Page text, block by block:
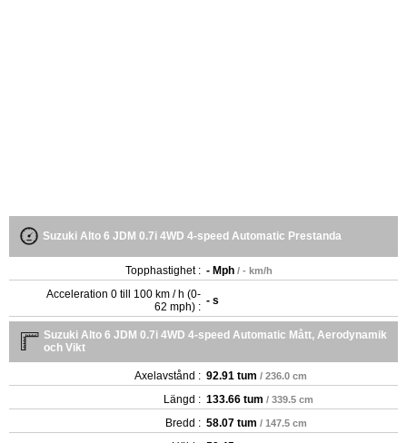
Suzuki Alto 6 JDM 0.7i 4WD 4-speed Automatic Prestanda
Topphastighet : - Mph / - km/h
Acceleration 0 till 100 km / h (0-
62 mph) : - s
Suzuki Alto 6 JDM 0.7i 4WD 4-speed Automatic Mått, Aerodynamik
och Vikt
Axelavstånd : 92.91 tum / 236.0 cm
Längd : 133.66 tum / 339.5 cm
Bredd : 58.07 tum / 147.5 cm